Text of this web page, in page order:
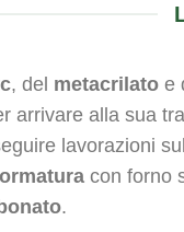
, del metacrilato e
arrivare alla sua
lavorazioni sul
con forno
.